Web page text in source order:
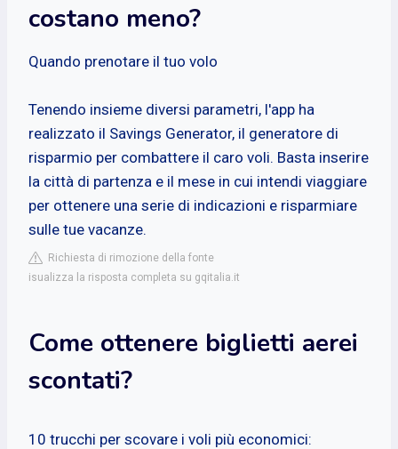
costano meno?
Quando prenotare il tuo volo
Tenendo insieme diversi parametri, l'app ha
realizzato il Savings Generator, il generatore di
risparmio per combattere il caro voli. Basta inserire
la città di partenza e il mese in cui intendi viaggiare
per ottenere una serie di indicazioni e risparmiare
sulle tue vacanze.
Richiesta di rimozione della fonte
isualizza la risposta completa su gqitalia.it
Come ottenere biglietti aerei
scontati?
10 trucchi per scovare i voli più economici: